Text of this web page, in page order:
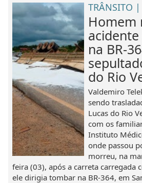
TRÂNSITO
Homem
na BR-
do Rio
Valdemiro
sendo
Lucas do Rio
com os
Instituto
onde passou
morreu, na
feira (03), após a carreta carregada
ele dirigia tombar na BR-364, em